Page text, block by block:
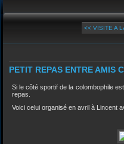
<< VISITE A
PETIT REPAS ENTRE AMIS
Si le côté sportif de la colombophile
repas.
Voici celui organisé en avril à Lincent